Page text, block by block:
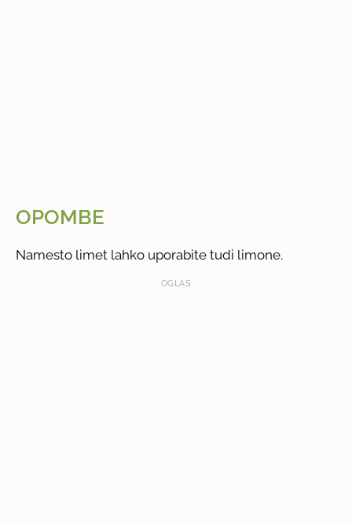
OPOMBE
Namesto limet lahko uporabite tudi limone.
OGLAS